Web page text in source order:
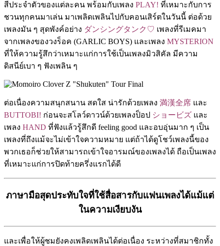
สีประจำตัวของแต่ละคน พร้อมกับเพลง PLAY! ที่เหมาะกับการ
ชวนทุกคนมาเล่น มาเพลิดเพลินไปกับคอนเสิร์ตในวันนี้ ต่อด้วย
เพลงมัน ๆ สุดพังค์อย่าง ダンシングタンク♡ เพลงที่รีเมคมา
จากเพลงของวงร็อค (GARLIC BOYS) และเพลง MYSTERION
ที่ให้ความรู้สึกว่าเหมาะแก่การใช้เป็นเพลงมิวสิคัล มีความ
ดิสนีย์เบา ๆ ฟังเพลิน ๆ
ต่อเนื่องความสนุกสนาน สดใส น่ารักด้วยเพลง 満漢全席 และ
BUTTOBI! ก่อนจะสโลว์ดาวน์ด้วยเพลงป็อป ショービズ และ
เพลง HAND ที่ฟังแล้วรู้สึกดี feeling good และอบอุ่นมาก ๆ เป็น
เพลงที่ถึงแม้จะไม่เข้าใจความหมาย แต่ถ้าได้ดูโชว์เพลงนี้ของ
พวกเธอก็ช่วยให้สามารถเข้าใจอารมณ์ของเพลงได้ ถือเป็นเพลง
ที่เหมาะแก่การปิดท้ายครึ่งแรกได้ดี
ภาษามือสุดประทับใจที่ใช้สื่อสารกับแฟนเพลงได้แม้แต่
ในความเงียบงัน
และเพื่อให้ผู้ชมยังคงเพลิดเพลินได้ต่อเนื่อง ระหว่างที่สมาชิกทั้ง